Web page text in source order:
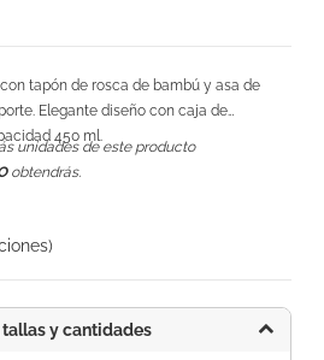
tapón de rosca de bambú y asa de
Elegante diseño con caja de
450 ml.
unidades de este producto
obtendrás.
tallas y cantidades